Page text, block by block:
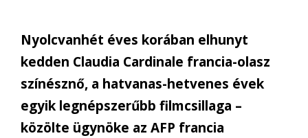
Nyolcvanhét éves korában elhunyt
kedden Claudia Cardinale francia-olasz
színésznő, a hatvanas-hetvenes évek
egyik legnépszerűbb filmcsillaga –
közölte ügynöke az AFP francia